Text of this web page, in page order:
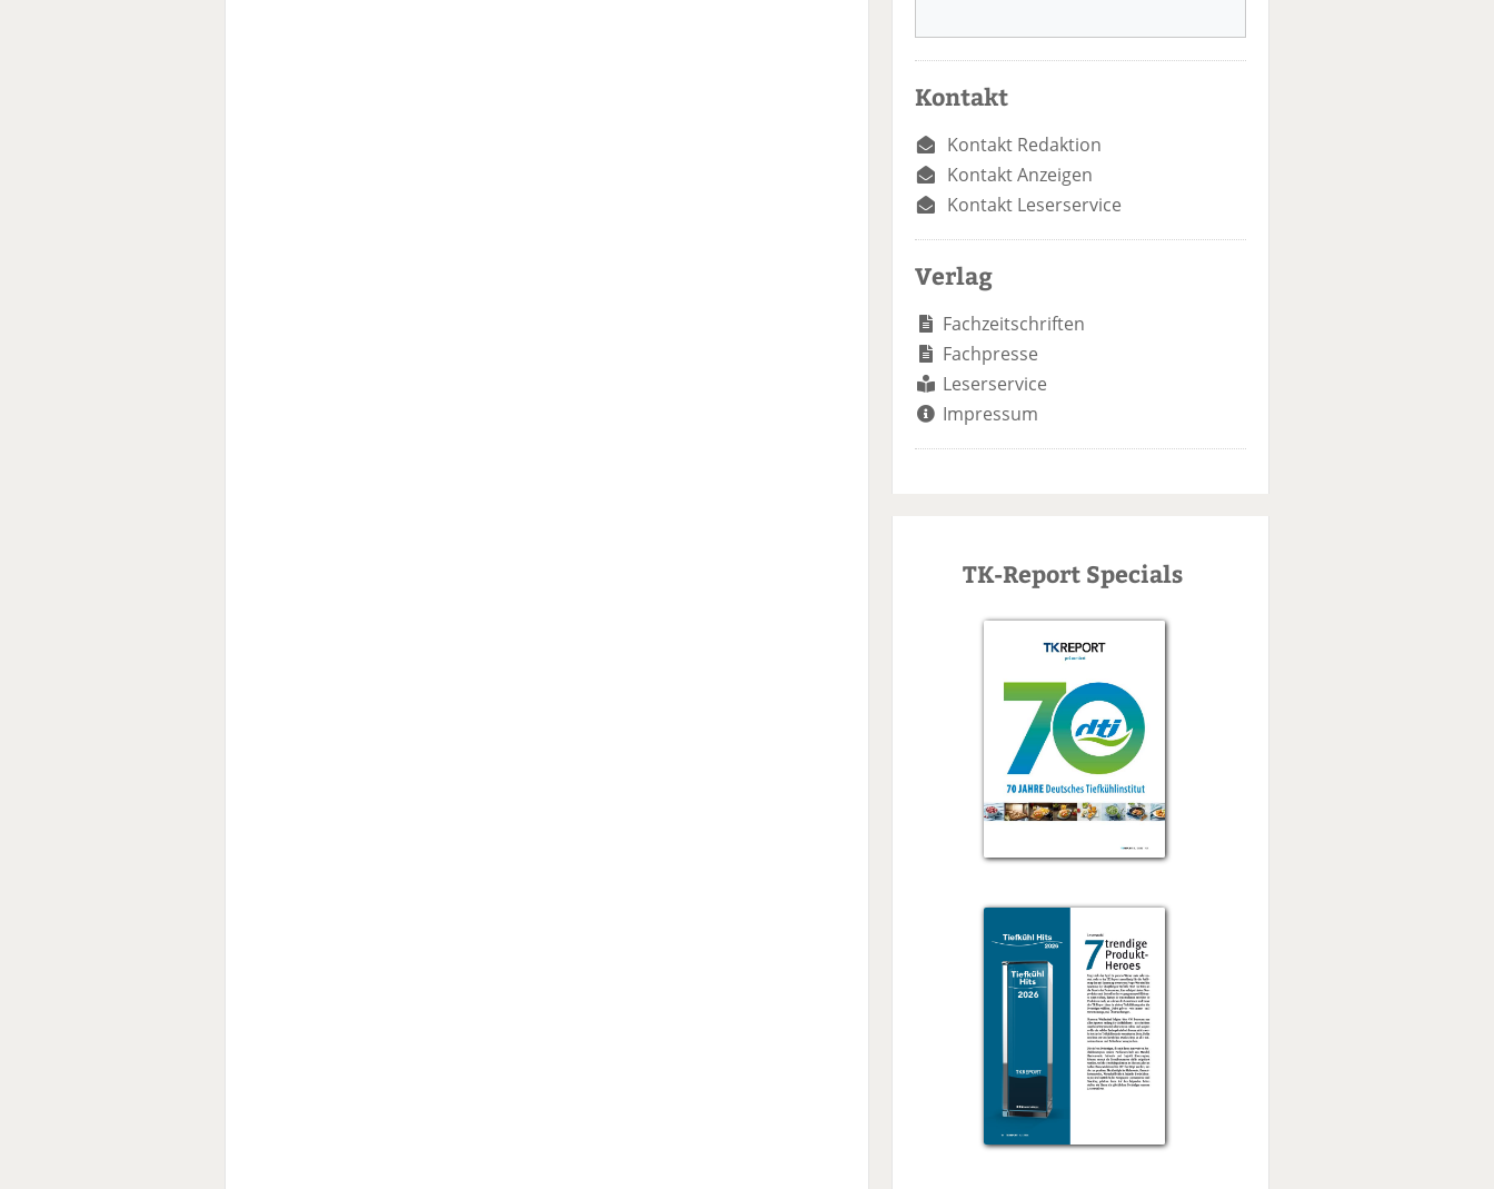
Kontakt
Kontakt Redaktion
Kontakt Anzeigen
Kontakt Leserservice
Verlag
Fachzeitschriften
Fachpresse
Leserservice
Impressum
TK-Report Specials